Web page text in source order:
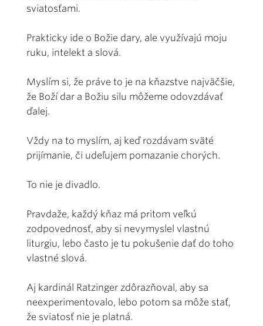
sviatosťami.
Prakticky ide o Božie dary, ale vyu­ží­­vajú moju
ruku, intelekt a slová.
Myslím si, že práve to je na kňazstve najväčšie,
že Boží dar a Božiu silu môžeme odovzdávať
ďalej.
Vždy na to myslím, aj keď rozdávam sväté
prijímanie, či udeľujem pomazanie chorých.
To nie je divadlo.
Pravdaže, každý kňaz má pritom veľkú
zodpovednosť, aby si nevymyslel vlastnú
liturgiu, lebo často je tu pokušenie dať do toho
vlastné slová.
Aj kardinál Ratzinger zdôrazňoval, aby sa
neexperimentovalo, lebo potom sa môže stať,
že sviatosť nie je platná.